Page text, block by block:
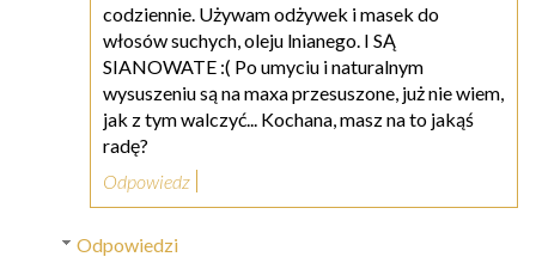
codziennie. Używam odżywek i masek do
włosów suchych, oleju lnianego. I SĄ
SIANOWATE :( Po umyciu i naturalnym
wysuszeniu są na maxa przesuszone, już nie wiem,
jak z tym walczyć... Kochana, masz na to jakąś
radę?
Odpowiedz
Odpowiedzi